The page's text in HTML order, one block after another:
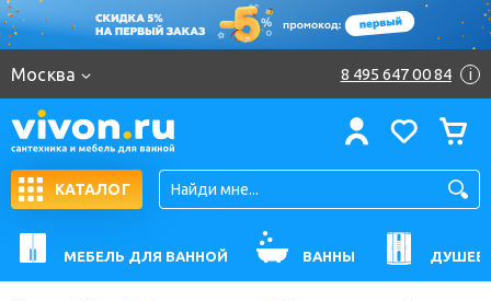
Москва 8 495 647 00 84 i
КАТАЛОГ
МЕБЕЛЬ ДЛЯ ВАННОЙ ВАННЫ